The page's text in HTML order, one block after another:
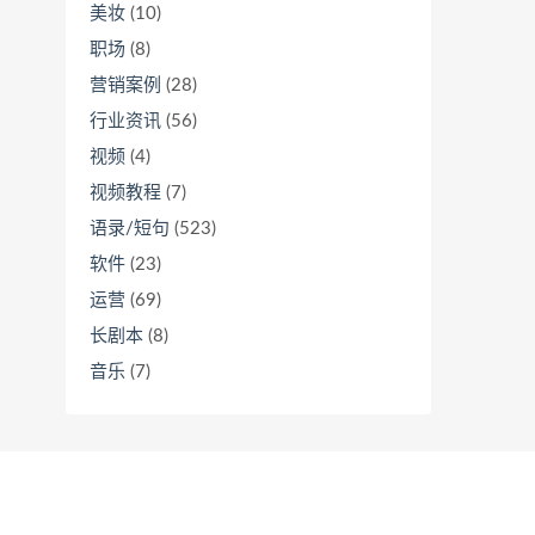
美妆 (10)
职场 (8)
营销案例 (28)
行业资讯 (56)
视频 (4)
视频教程 (7)
语录/短句 (523)
软件 (23)
运营 (69)
长剧本 (8)
音乐 (7)